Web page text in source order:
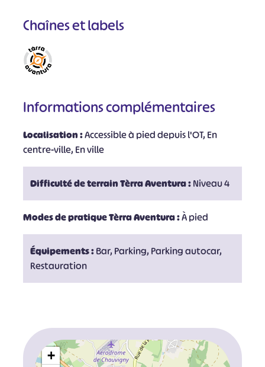
Chaînes et labels
Informations complémentaires
Localisation :Accessible à pied depuis l'OT, En
centre-ville, En ville
Difficulté de terrain Tèrra Aventura :Niveau 4
Modes de pratique Tèrra Aventura :À pied
Équipements :Bar, Parking, Parking autocar,
Restauration
+